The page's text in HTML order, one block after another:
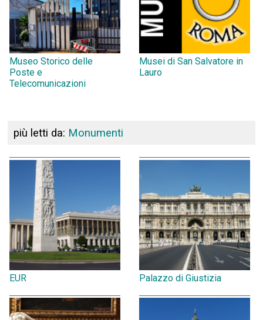
Museo Storico delle
Poste e
Telecomunicazioni
Musei di San Salvatore in
Lauro
più letti da: Monumenti
EUR Palazzo di Giustizia